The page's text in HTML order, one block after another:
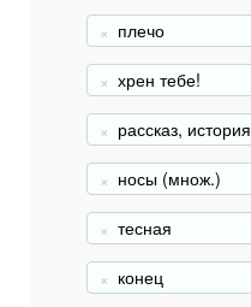
плечо
хрен тебе!
рассказ, история
носы (множ.)
тесная
конец